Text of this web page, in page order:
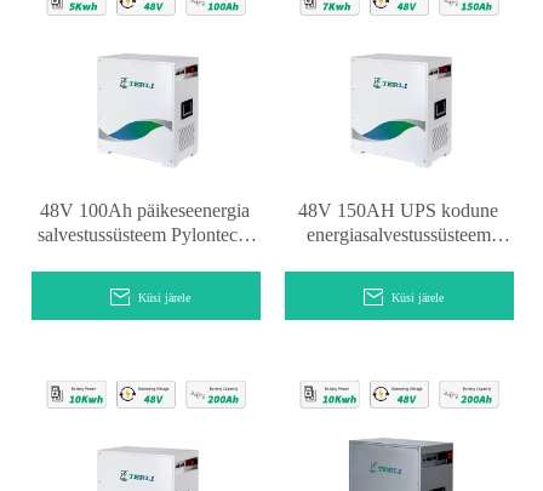
48V 100Ah päikeseenergia
salvestussüsteem Pylontechi
Küsi järele
48V 150AH UPS kodune
energiasalvestussüsteem
Küsi järele